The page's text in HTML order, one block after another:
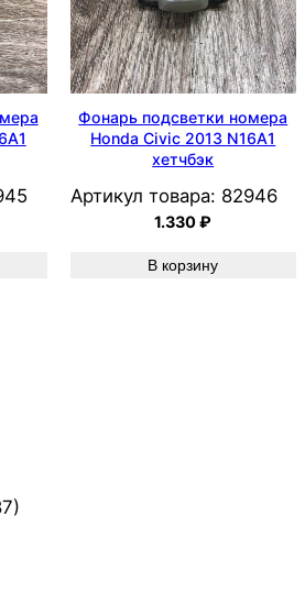
Фонарь подсветки номера
Honda Civic 2013 N16A1
хетчбэк
Артикул товара: 82946
1.330₽
В корзину